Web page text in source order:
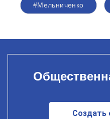
#Мельниченко
Создать